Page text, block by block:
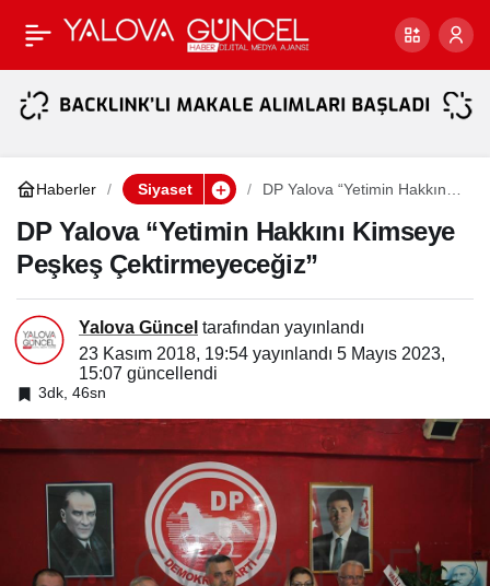
Haberler Siyaset
DP Yalova “Yetimin Hakkını
Çektirmeyeceğiz”
DP Yalova “Yetimin Hakkını Kimseye
Peşkeş Çektirmeyeceğiz”
Yalova Güncel tarafından yayınlandı
23 Kasım 2018, 19:54 yayınlandı 5 Mayıs 2023,
15:07 güncellendi
3dk, 46sn
Ultra Konforlu İl Binası Paylaş